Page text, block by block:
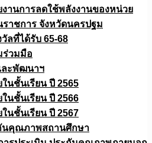
งานการลดใช้พลังงานของหน่วย
ราชการ จังหวัดนครปฐม
วัลที่ได้รับ 65-68
ร่วมมือ
ละพัฒนาฯ
ในชั้นเรียน ปี 2565
ในชั้นเรียน ปี 2566
ในชั้นเรียน ปี 2567
นคุณภาพสถานศึกษา